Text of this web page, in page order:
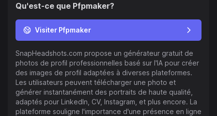
Qu'est-ce que Pfpmaker?
Visiter Pfpmaker
SnapHeadshots.com propose un générateur gratuit de
photos de profil professionnelles basé sur l'IA pour créer
des images de profil adaptées à diverses plateformes.
Les utilisateurs peuvent télécharger une photo et
générer instantanément des portraits de haute qualité,
adaptés pour LinkedIn, CV, Instagram, et plus encore. La
plateforme souligne l'importance d'une présence en ligne